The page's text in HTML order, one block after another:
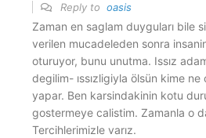
Reply to oasis
Zaman en saglam duyguları bile
verilen mucadeleden sonra
oturuyor, bunu unutma. Issız
degilim- ıssızligiyla ölsün kime
yapar. Ben karsindakinin kotu
gostermeye calistim. Zamanla o
Tercihlerimizle varız.